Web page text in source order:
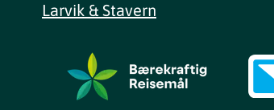
Larvik & Stavern